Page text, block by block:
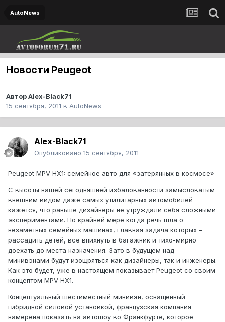
AutoNews
Новости Peugeot
АвторAlex-Black71
15 сентября, 2011 в AutoNews
Alex-Black71
Опубликовано 15 сентября, 2011
Peugeot MPV HX1: семейное авто для «затерянных в космосе»
С высоты нашей сегодняшней избалованности замысловатым
внешним видом даже самых утилитарных автомобилей
кажется, что раньше дизайнеры не утруждали себя сложными
экспериментами. По крайней мере когда речь шла о
незаметных семейных машинах, главная задача которых –
рассадить детей, все впихнуть в багажник и тихо-мирно
доехать до места назначения. Зато в будущем над
минивэнами будут изощряться как дизайнеры, так и инженеры.
Как это будет, уже в настоящем показывает Peugeot со своим
концептом MPV HX1.
Концептуальный шестиместный минивэн, оснащенный
гибридной силовой установкой, французская компания
намерена показать на автошоу во Франкфурте, которое